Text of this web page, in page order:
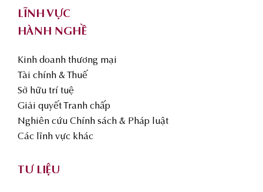
LĨNH VỰC
HÀNH NGHỀ
Kinh doanh thương mại
Tài chính & Thuế
Sở hữu trí tuệ
Giải quyết Tranh chấp
Nghiên cứu Chính sách & Pháp luật
Các lĩnh vực khác
TƯ LIỆU